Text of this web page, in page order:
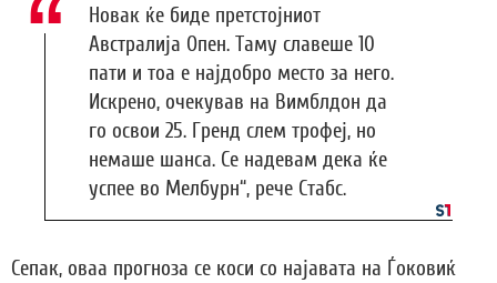
Новак ќе биде претстојниот
Австралија Опен. Таму славеше 10
пати и тоа е најдобро место за него.
Искрено, очекував на Вимблдон да
го освои 25. Гренд слем трофеј, но
немаше шанса. Се надевам дека ќе
успее во Мелбурн“, рече Стабс.
Сепак, оваа прогноза се коси со најавата на Ѓоковиќ